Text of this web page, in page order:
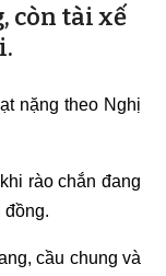
còn tài xế
nặng theo Nghị
rào chắn đang
đồng.
cầu chung và